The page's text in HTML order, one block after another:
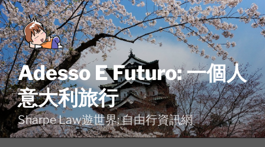
Skip
to
content
Adesso E Futuro: 一個人
意大利旅行
Sharpe Law遊世界: 自由行資訊網